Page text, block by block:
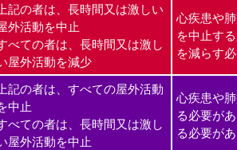
記の者は、長時間又は激しい
外活動を中止
べての者は、長時間又は激し
屋外活動を減少
心疾患や
を中止す
を減らす必
記の者は、すべての屋外活動
中止
べての者は、長時間又は激し
屋外活動を中止
心疾患や
る必要が
る必要があ